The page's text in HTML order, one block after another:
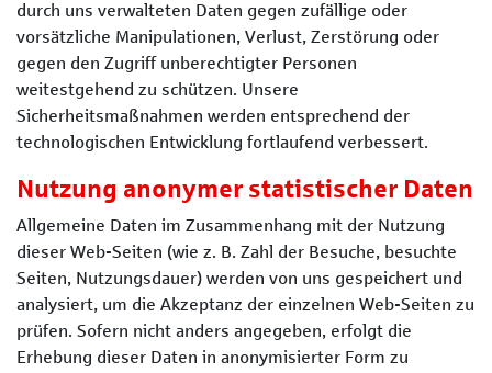
durch uns verwalteten Daten gegen zufällige oder
vorsätzliche Manipulationen, Verlust, Zerstörung oder
gegen den Zugriff unberechtigter Personen
weitestgehend zu schützen. Unsere
Sicherheitsmaßnahmen werden entsprechend der
technologischen Entwicklung fortlaufend verbessert.
Nutzung anonymer statistischer Daten
Allgemeine Daten im Zusammenhang mit der Nutzung
dieser Web-Seiten (wie z. B. Zahl der Besuche, besuchte
Seiten, Nutzungsdauer) werden von uns gespeichert und
analysiert, um die Akzeptanz der einzelnen Web-Seiten zu
prüfen. Sofern nicht anders angegeben, erfolgt die
Erhebung dieser Daten in anonymisierter Form zu